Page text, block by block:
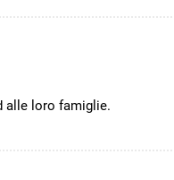
alle loro famiglie.